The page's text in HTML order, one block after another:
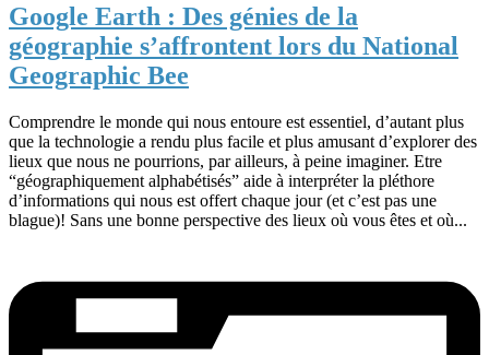
Google Earth : Des génies de la
géographie s’affrontent lors du National
Geographic Bee
Comprendre le monde qui nous entoure est essentiel, d’autant plus
que la technologie a rendu plus facile et plus amusant d’explorer des
lieux que nous ne pourrions, par ailleurs, à peine imaginer. Etre
“géographiquement alphabétisés” aide à interpréter la pléthore
d’informations qui nous est offert chaque jour (et c’est pas une
blague)! Sans une bonne perspective des lieux où vous êtes et où...